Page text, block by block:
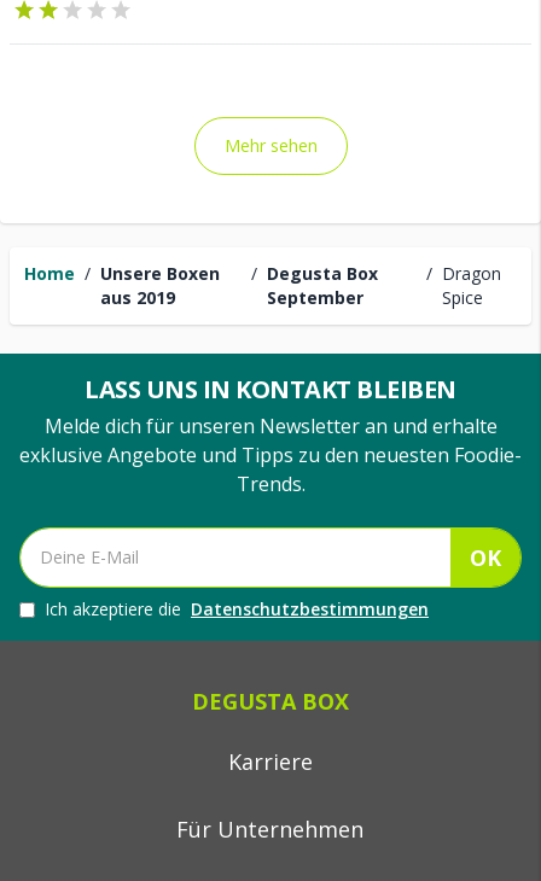
Home / Unsere Boxen
aus 2019
/ Degusta Box
September
/ Dragon
Spice
Mehr sehen
LASS UNS IN KONTAKT BLEIBEN
Melde dich für unseren Newsletter an und erhalte
exklusive Angebote und Tipps zu den neuesten Foodie-
Trends.
OK
Ich akzeptiere die Datenschutzbestimmungen
DEGUSTA BOX
Karriere
Für Unternehmen